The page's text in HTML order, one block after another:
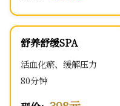
舒养舒缓SPA
活血化瘀、缓解压力
80分钟